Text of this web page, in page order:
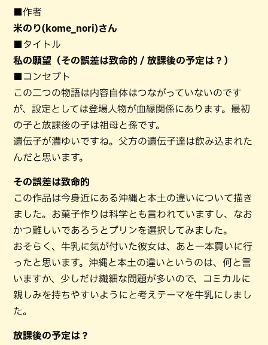
■作者
米のり(kome_nori)さん
■タイトル
私の願望（その誤差は致命的 / 放課後の予定は？）
■コンセプト
この二つの物語は内容自体はつながっていないのです
が、設定としては登場人物が血縁関係にあります。最初
の子と放課後の子は祖母と孫です。
遺伝子が濃ゆいですね。父方の遺伝子達は飲み込まれた
んだと思います。
その誤差は致命的
この作品は今身近にある沖縄と本土の違いについて描き
ました。お菓子作りは科学とも言われていますし、なお
かつ難しいであろうとプリンを選択してみました。
おそらく、牛乳に気が付いた彼女は、あと一本買いに行
ったと思います。沖縄と本土の違いというのは、何と言
いますか、少しだけ繊細な問題が多いので、コミカルに
親しみを持ちやすいようにと考えテーマを牛乳にしまし
た。
放課後の予定は？